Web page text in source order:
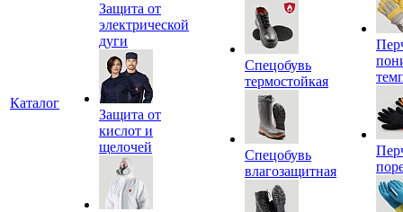
Каталог
Защита от
электрической
дуги
Защита от
кислот и
щелочей
Спецобувь
термостойкая
Спецобувь
влагозащитная